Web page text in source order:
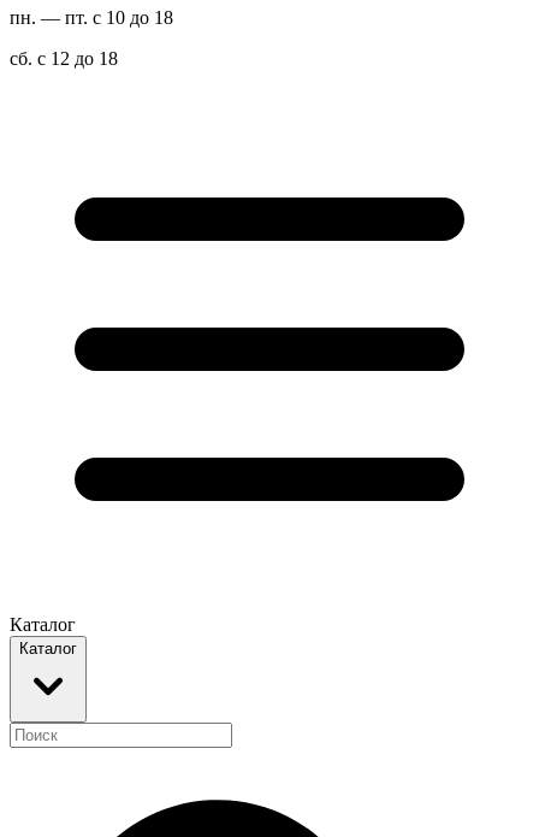
пн. — пт. с 10 до 18
сб. с 12 до 18
Каталог
Каталог